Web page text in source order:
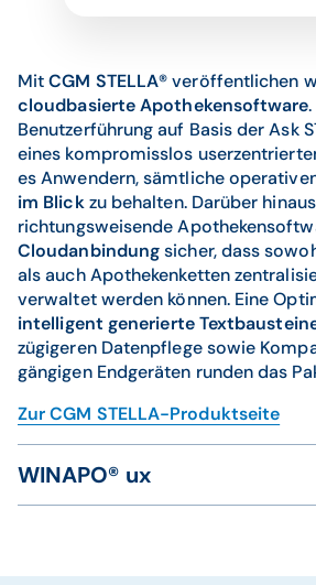
MitCGM STELLA®veröffentlichen
cloudbasierte Apothekensoftware
Benutzerführung auf Basis der Ask
eines kompromisslos
es Anwendern, sämtliche
im Blickzu behalten. Darüber
richtungsweisende
Cloudanbindungsicher, dass
als auch Apothekenketten
verwaltet werden können. Eine
intelligent generierte
zügigeren Datenpflege sowie
gängigen Endgeräten runden das
Zur CGM STELLA-Produktseite
WINAPO® ux